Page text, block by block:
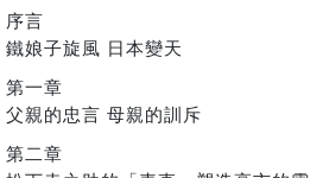
官僚體系的惰性，國民的危機感與
裡？在全球競爭中，日本還有沒有勝
策，她的個人風格和氣質，都令人
身的女首相，宛如為日本敲響了一
家的神經。
序言
鐵娘子旋風 日本變天
第一章
父親的忠言 母親的訓斥
第二章